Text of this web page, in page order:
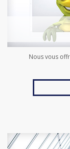
Nous vous